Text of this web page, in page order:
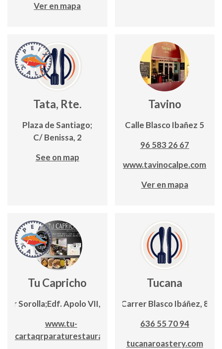
Ver en mapa
Tata, Rte.
Plaza de Santiago;
C/ Benissa, 2
See on map
Tavino
Calle Blasco Ibañez 5
96 583 26 67
www.tavinocalpe.com
Ver en mapa
Tu Capricho
Sorolla;Edf. Apolo VII, Local 19
www.tu-
Tucana
Carrer Blasco Ibáñez, 8
636 55 70 94
tucanaroastery.com